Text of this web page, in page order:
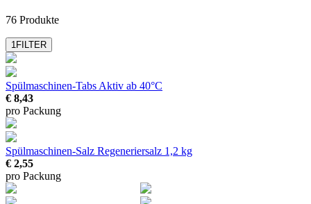
mehr anzeigen
76 Produkte
1FILTER
Spülmaschinen-Tabs Aktiv ab 40°C
€ 8,43
pro Packung
Spülmaschinen-Salz Regeneriersalz 1,2 kg
€ 2,55
pro Packung